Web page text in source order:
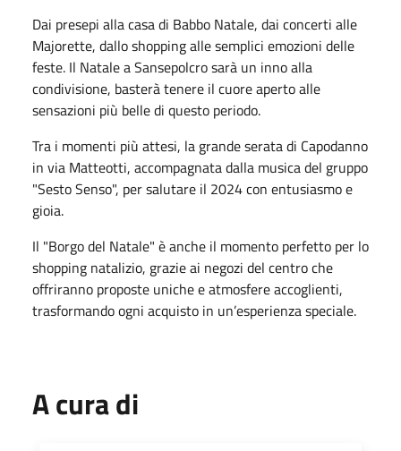
Dai presepi alla casa di Babbo Natale, dai concerti alle
Majorette, dallo shopping alle semplici emozioni delle
feste. Il Natale a Sansepolcro sarà un inno alla
condivisione, basterà tenere il cuore aperto alle
sensazioni più belle di questo periodo.
Tra i momenti più attesi, la grande serata di Capodanno
in via Matteotti, accompagnata dalla musica del gruppo
"Sesto Senso", per salutare il 2024 con entusiasmo e
gioia.
Il "Borgo del Natale" è anche il momento perfetto per lo
shopping natalizio, grazie ai negozi del centro che
offriranno proposte uniche e atmosfere accoglienti,
trasformando ogni acquisto in un’esperienza speciale.
A cura di